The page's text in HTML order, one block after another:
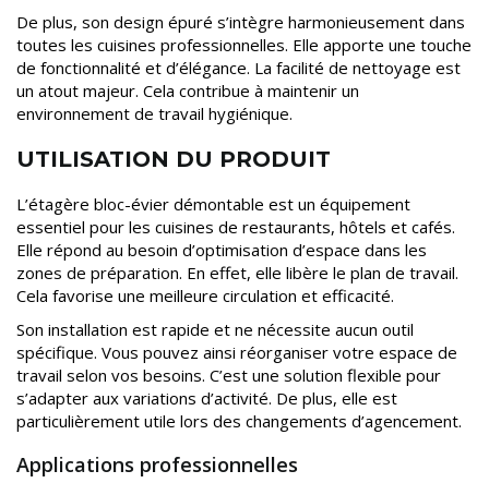
De plus, son design épuré s’intègre harmonieusement dans
toutes les cuisines professionnelles. Elle apporte une touche
de fonctionnalité et d’élégance. La facilité de nettoyage est
un atout majeur. Cela contribue à maintenir un
environnement de travail hygiénique.
UTILISATION DU PRODUIT
L’étagère bloc-évier démontable est un équipement
essentiel pour les cuisines de restaurants, hôtels et cafés.
Elle répond au besoin d’optimisation d’espace dans les
zones de préparation. En effet, elle libère le plan de travail.
Cela favorise une meilleure circulation et efficacité.
Son installation est rapide et ne nécessite aucun outil
spécifique. Vous pouvez ainsi réorganiser votre espace de
travail selon vos besoins. C’est une solution flexible pour
s’adapter aux variations d’activité. De plus, elle est
particulièrement utile lors des changements d’agencement.
Applications professionnelles